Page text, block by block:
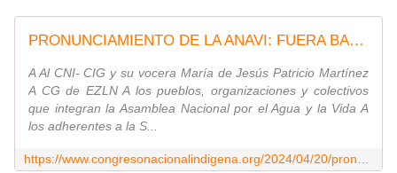
PRONUNCIAMIENTO DE LA ANAVI: FUERA BASURERO TOXICO DE SAN PEDRO CHOLULA - Congreso Nacional Indígena
A Al CNI- CIG y su vocera María de Jesús Patricio Martínez
A CG de EZLN A los pueblos, organizaciones y colectivos
que integran la Asamblea Nacional por el Agua y la Vida A
los adherentes a la S...